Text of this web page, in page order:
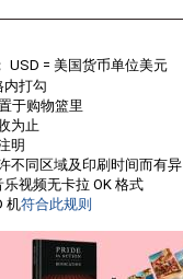
USD = 美国货币单位美元
内打勾
于购物篮里
为止
明
不同区域及印刷时间而有异
视频无卡拉 OK 格式
机符合此规则